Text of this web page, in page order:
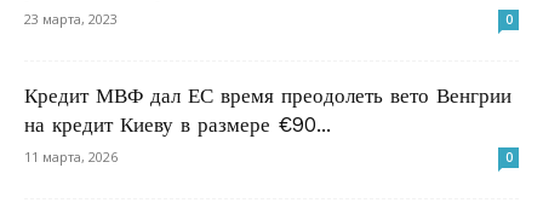
23 марта, 2023 0
Кредит МВФ дал ЕС время преодолеть вето Венгрии
на кредит Киеву в размере €90...
11 марта, 2026 0